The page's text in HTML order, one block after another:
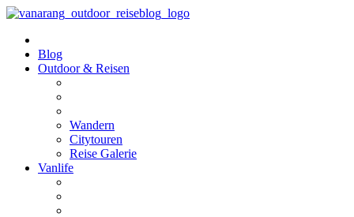
Blog
Outdoor & Reisen
Wandern
Citytouren
Reise Galerie
Vanlife